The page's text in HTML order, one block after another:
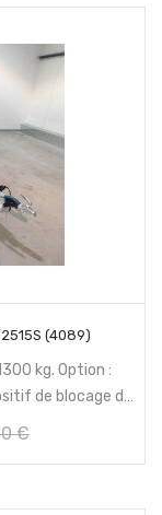
(4089)
Option :
de blocage de
€